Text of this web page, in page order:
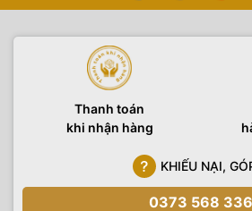
Thanh toán
khi nhận hàng
KHIẾU NẠI,
0373 568 336